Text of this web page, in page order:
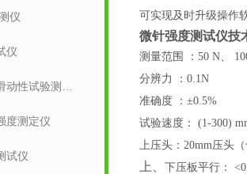
可实现及时升级操作
微针强度测试仪技
测量范围 ： 50 N、
分辨力
： 0.1N
准确度
： ±0.5%
试验速度：
(1-300)
上压头： 20mm压头
上、 下压板平行：
仪
仪
度测定仪
试仪